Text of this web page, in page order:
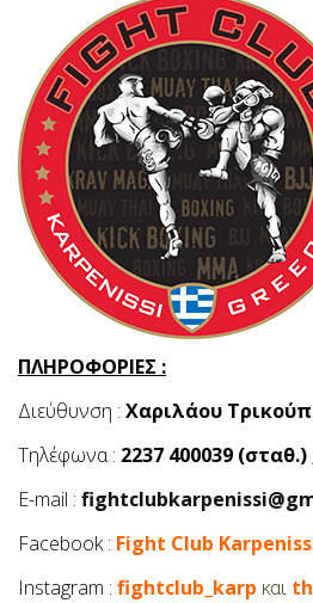
ΠΛΗΡΟΦΟΡΙΕΣ :
Διεύθυνση : Χαριλάου
Τηλέφωνα : 2237 400039 (σταθ.)
E-mail :
Facebook : Fight Club
Instagram : fightclub_karp και